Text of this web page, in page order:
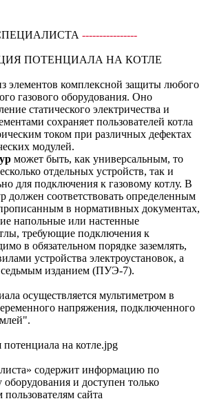
----------------
ПОТЕНЦИАЛА НА КОТЛЕ
элементов комплексной защиты любого
газового оборудования. Оно
статического электричества и
сохраняет пользователей котла
током при различных дефектах
модулей.
может быть, как универсальным, то
отдельных устройств, так и
для подключения к газовому котлу. В
должен соответствовать определенным
в нормативных документах,
напольные или настенные
требующие подключения к
в обязательном порядке заземлять,
устройства электроустановок, а
изданием (ПУЭ-7).
осуществляется мультиметром в
напряжения, подключенного
содержит информацию по
и доступен только
сайта